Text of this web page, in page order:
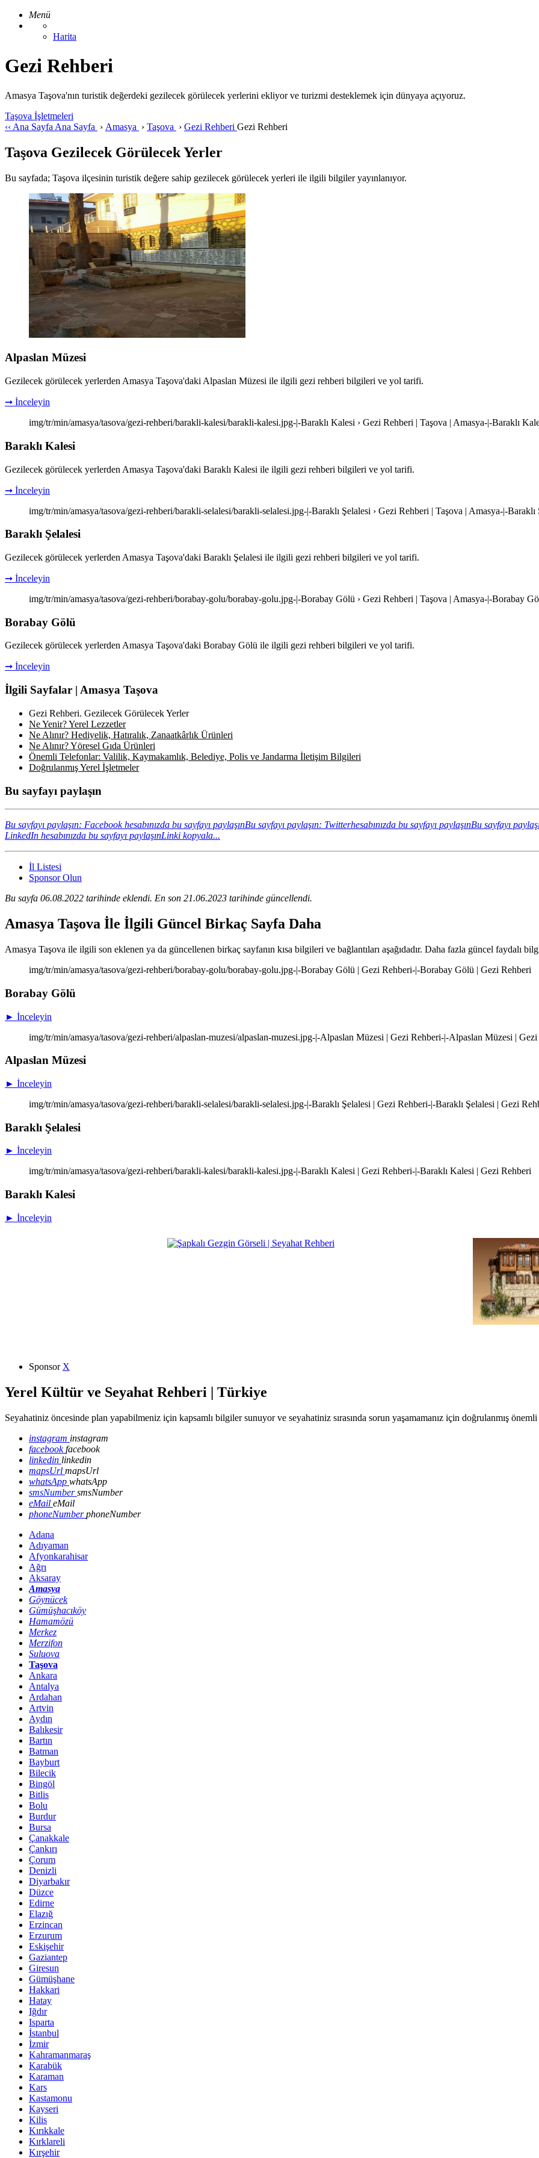
Menü
Harita
Gezi Rehberi
Amasya Taşova'nın turistik değerdeki gezilecek görülecek yerlerini ekliyor ve turizmi desteklemek için dünyaya açıyoruz.
Taşova İşletmeleri
‹‹ Ana Sayfa Ana Sayfa › Amasya › Taşova › Gezi Rehberi Gezi Rehberi
Taşova Gezilecek Görülecek Yerler
Bu sayfada; Taşova ilçesinin turistik değere sahip gezilecek görülecek yerleri ile ilgili bilgiler yayınlanıyor.
Alpaslan Müzesi
Gezilecek görülecek yerlerden Amasya Taşova'daki Alpaslan Müzesi ile ilgili gezi rehberi bilgileri ve yol tarifi.
➞ İnceleyin
img/tr/min/amasya/tasova/gezi-rehberi/barakli-kalesi/barakli-kalesi.jpg-|-Baraklı Kalesi › Gezi Rehberi | Taşova | Amasya-|-Baraklı
Baraklı Kalesi
Gezilecek görülecek yerlerden Amasya Taşova'daki Baraklı Kalesi ile ilgili gezi rehberi bilgileri ve yol tarifi.
➞ İnceleyin
img/tr/min/amasya/tasova/gezi-rehberi/barakli-selalesi/barakli-selalesi.jpg-|-Baraklı Şelalesi › Gezi Rehberi | Taşova | Amasya-|-
Baraklı Şelalesi
Gezilecek görülecek yerlerden Amasya Taşova'daki Baraklı Şelalesi ile ilgili gezi rehberi bilgileri ve yol tarifi.
➞ İnceleyin
img/tr/min/amasya/tasova/gezi-rehberi/borabay-golu/borabay-golu.jpg-|-Borabay Gölü › Gezi Rehberi | Taşova | Amasya-|-Borabay
Borabay Gölü
Gezilecek görülecek yerlerden Amasya Taşova'daki Borabay Gölü ile ilgili gezi rehberi bilgileri ve yol tarifi.
➞ İnceleyin
İlgili Sayfalar | Amasya Taşova
Gezi Rehberi. Gezilecek Görülecek Yerler
Ne Yenir? Yerel Lezzetler
Ne Alınır? Hediyelik, Hatıralık, Zanaatkârlık Ürünleri
Ne Alınır? Yöresel Gıda Ürünleri
Önemli Telefonlar: Valilik, Kaymakamlık, Belediye, Polis ve Jandarma İletişim Bilgileri
Doğrulanmış Yerel İşletmeler
Bu sayfayı paylaşın
Bu sayfayı paylaşın: Facebook hesabınızda bu sayfayı paylaşınBu sayfayı paylaşın: Twitterhesabınızda bu sayfayı paylaşınBu sayfayı
LinkedIn hesabınızda bu sayfayı paylaşınLinki kopyala...
İl Listesi
Sponsor Olun
Bu sayfa 06.08.2022 tarihinde eklendi. En son 21.06.2023 tarihinde güncellendi.
Amasya Taşova İle İlgili Güncel Birkaç Sayfa Daha
Amasya Taşova ile ilgili son eklenen ya da güncellenen birkaç sayfanın kısa bilgileri ve bağlantıları aşağıdadır. Daha fazla güncel faydalı
img/tr/min/amasya/tasova/gezi-rehberi/borabay-golu/borabay-golu.jpg-|-Borabay Gölü | Gezi Rehberi-|-Borabay Gölü | Gezi Rehberi
Borabay Gölü
► İnceleyin
img/tr/min/amasya/tasova/gezi-rehberi/alpaslan-muzesi/alpaslan-muzesi.jpg-|-Alpaslan Müzesi | Gezi Rehberi-|-Alpaslan Müzesi |
Alpaslan Müzesi
► İnceleyin
img/tr/min/amasya/tasova/gezi-rehberi/barakli-selalesi/barakli-selalesi.jpg-|-Baraklı Şelalesi | Gezi Rehberi-|-Baraklı Şelalesi | Gezi
Baraklı Şelalesi
► İnceleyin
img/tr/min/amasya/tasova/gezi-rehberi/barakli-kalesi/barakli-kalesi.jpg-|-Baraklı Kalesi | Gezi Rehberi-|-Baraklı Kalesi | Gezi Rehberi
Baraklı Kalesi
► İnceleyin
Sponsor X
Yerel Kültür ve Seyahat Rehberi | Türkiye
Seyahatiniz öncesinde plan yapabilmeniz için kapsamlı bilgiler sunuyor ve seyahatiniz sırasında sorun yaşamamanız için doğrulanmış
instagram instagram
facebookfacebook
linkedin linkedin
mapsUrl mapsUrl
whatsApp whatsApp
smsNumbersmsNumber
eMail eMail
phoneNumberphoneNumber
Adana
Adıyaman
Afyonkarahisar
Ağrı
Aksaray
Amasya
Göynücek
Gümüşhacıköy
Hamamözü
Merkez
Merzifon
Suluova
Taşova
Ankara
Antalya
Ardahan
Artvin
Aydın
Balıkesir
Bartın
Batman
Bayburt
Bilecik
Bingöl
Bitlis
Bolu
Burdur
Bursa
Çanakkale
Çankırı
Çorum
Denizli
Diyarbakır
Düzce
Edirne
Elazığ
Erzincan
Erzurum
Eskişehir
Gaziantep
Giresun
Gümüşhane
Hakkari
Hatay
Iğdır
Isparta
İstanbul
İzmir
Kahramanmaraş
Karabük
Karaman
Kars
Kastamonu
Kayseri
Kilis
Kırıkkale
Kırklareli
Kırşehir